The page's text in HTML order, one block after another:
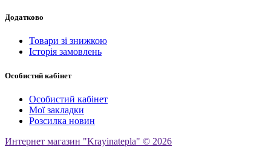
Додатково
Товари зі знижкою
Історія замовлень
Особистий кабінет
Особистий кабінет
Мої закладки
Розсилка новин
Интернет магазин "Krayinatepla" © 2026